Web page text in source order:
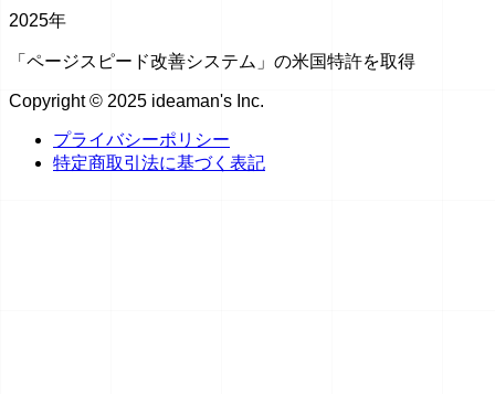
2025年
「ページスピード改善システム」の米国特許を取得
Copyright © 2025 ideaman's Inc.
プライバシーポリシー
特定商取引法に基づく表記